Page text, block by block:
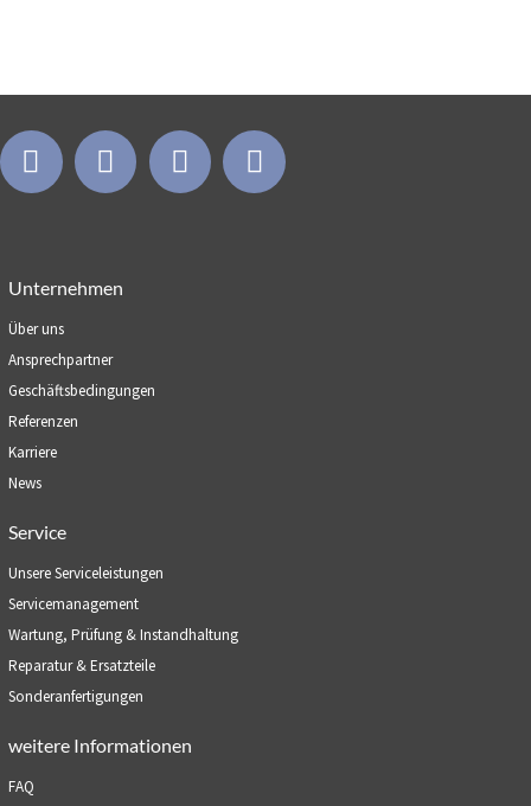
Unternehmen
Über uns
Ansprechpartner
Geschäftsbedingungen
Referenzen
Karriere
News
Service
Unsere Serviceleistungen
Servicemanagement
Wartung, Prüfung & Instandhaltung
Reparatur & Ersatzteile
Sonderanfertigungen
weitere Informationen
FAQ